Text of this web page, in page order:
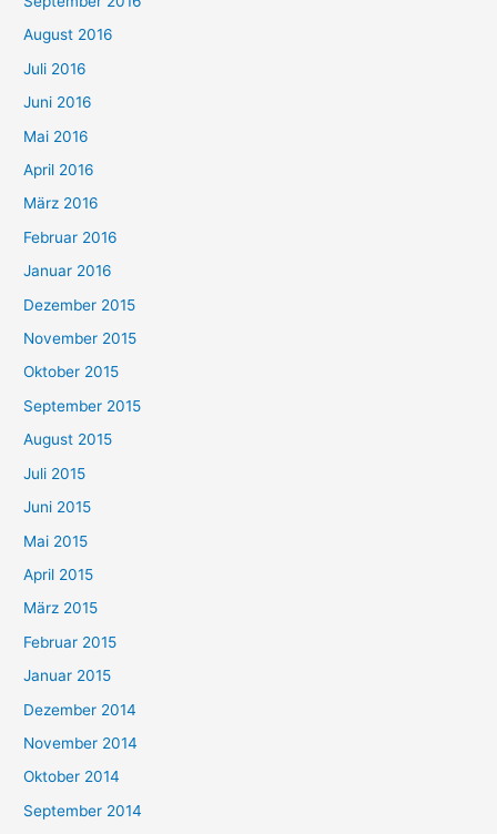
August 2016
Juli 2016
Juni 2016
Mai 2016
April 2016
März 2016
Februar 2016
Januar 2016
Dezember 2015
November 2015
Oktober 2015
September 2015
August 2015
Juli 2015
Juni 2015
Mai 2015
April 2015
März 2015
Februar 2015
Januar 2015
Dezember 2014
November 2014
Oktober 2014
September 2014